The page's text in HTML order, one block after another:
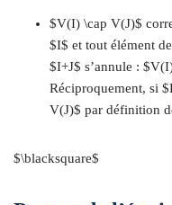
$V(I) \cap V(J)$
$I$ et tout élément
$I+J$ s’annule :
Réciproquement, si
V(J)$ par définition
$\blacksquare$